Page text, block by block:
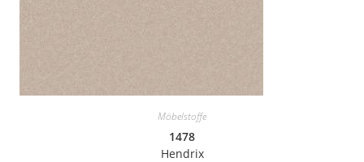
Möbelstoffe
1478
Hendrix